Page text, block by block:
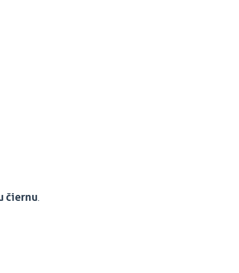
čiernu.